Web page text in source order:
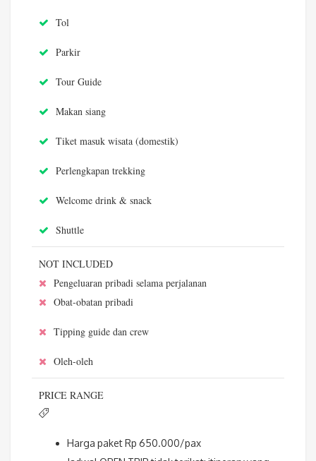
Tol
Parkir
Tour Guide
Makan siang
Tiket masuk wisata (domestik)
Perlengkapan trekking
Welcome drink & snack
Shuttle
NOT INCLUDED
Pengeluaran pribadi selama perjalanan
Obat-obatan pribadi
Tipping guide dan crew
Oleh-oleh
PRICE RANGE
Harga paket Rp 650.000/pax